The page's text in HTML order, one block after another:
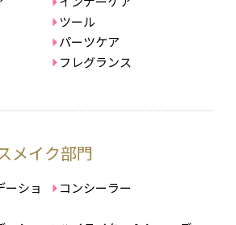
ツール
パーツケア
フレグランス
メイク部門
ーショ
コンシーラー